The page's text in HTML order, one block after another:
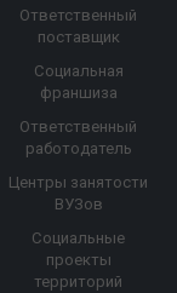
Ответственный
поставщик
Социальная
франшиза
Ответственный
работодатель
Центры занятости
ВУЗов
Социальные
проекты
территорий